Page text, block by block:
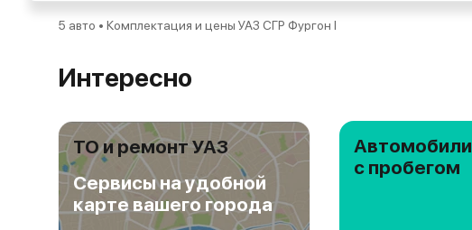
5 авто • Комплектация и цены УАЗ СГР Фургон I
Интересно
ТО и ремонт УАЗ
Сервисы на удобной
карте вашего города
Автомобили
с пробегом